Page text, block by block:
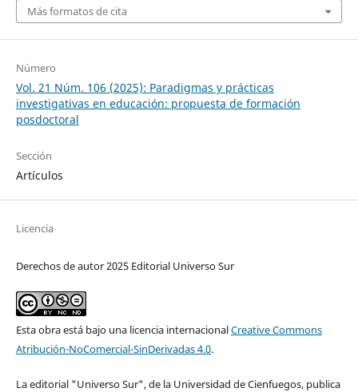
Más formatos de cita
Número
Vol. 21 Núm. 106 (2025): Paradigmas y prácticas
investigativas en educación: propuesta de formación
posdoctoral
Sección
Artículos
Licencia
Derechos de autor 2025 Editorial Universo Sur
Esta obra está bajo una licencia internacionalCreative Commons
Atribución-NoComercial-SinDerivadas 4.0.
La editorial "Universo Sur", de la Universidad de Cienfuegos, publica